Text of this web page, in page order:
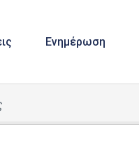
Ενημέρωση